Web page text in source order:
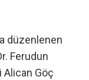
düzenlenen
Ferudun
Alican Göç